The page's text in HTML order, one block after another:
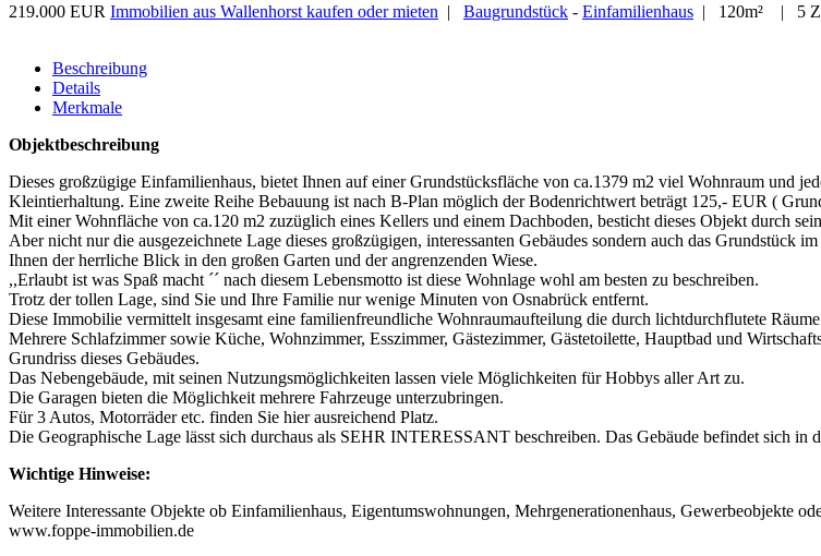
219.000 EUR Immobilien aus Wallenhorst kaufen oder mieten | Baugrundstück - Einfamilienhaus | 120m² | 5
Beschreibung
Details
Merkmale
Objektbeschreibung
Dieses großzügige Einfamilienhaus, bietet Ihnen auf einer Grundstücksfläche von ca.1379 m2 viel Wohnraum und
Kleintierhaltung. Eine zweite Reihe Bebauung ist nach B-Plan möglich der Bodenrichtwert beträgt 125,- EUR (
Mit einer Wohnfläche von ca.120 m2 zuzüglich eines Kellers und einem Dachboden, besticht dieses Objekt durch
Aber nicht nur die ausgezeichnete Lage dieses großzügigen, interessanten Gebäudes sondern auch das Grundstück
Ihnen der herrliche Blick in den großen Garten und der angrenzenden Wiese.
,,Erlaubt ist was Spaß macht ´´ nach diesem Lebensmotto ist diese Wohnlage wohl am besten zu beschreiben.
Trotz der tollen Lage, sind Sie und Ihre Familie nur wenige Minuten von Osnabrück entfernt.
Diese Immobilie vermittelt insgesamt eine familienfreundliche Wohnraumaufteilung die durch lichtdurchflutete
Mehrere Schlafzimmer sowie Küche, Wohnzimmer, Esszimmer, Gästezimmer, Gästetoilette, Hauptbad und
Grundriss dieses Gebäudes.
Das Nebengebäude, mit seinen Nutzungsmöglichkeiten lassen viele Möglichkeiten für Hobbys aller Art zu.
Die Garagen bieten die Möglichkeit mehrere Fahrzeuge unterzubringen.
Für 3 Autos, Motorräder etc. finden Sie hier ausreichend Platz.
Die Geographische Lage lässt sich durchaus als SEHR INTERESSANT beschreiben. Das Gebäude befindet sich in
Wichtige Hinweise:
Weitere Interessante Objekte ob Einfamilienhaus, Eigentumswohnungen, Mehrgenerationenhaus, Gewerbeobjekte
www.foppe-immobilien.de